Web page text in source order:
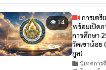
👁 14
การเตรี
พร้อมเปิดภ
การศึกษา
วัดเขาน้อย
กูล)
นิเทศการ